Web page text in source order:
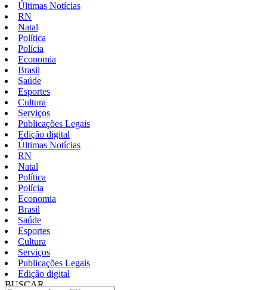
Últimas Notícias
RN
Natal
Política
Polícia
Economia
Brasil
Saúde
Esportes
Cultura
Serviços
Publicações Legais
Edição digital
Últimas Notícias
RN
Natal
Política
Polícia
Economia
Brasil
Saúde
Esportes
Cultura
Serviços
Publicações Legais
Edição digital
BUSCAR